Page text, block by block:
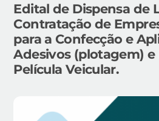
Edital de Dispensa de
Contratação de
para a Confecção e
Adesivos (plotagem)
Película Veicular.